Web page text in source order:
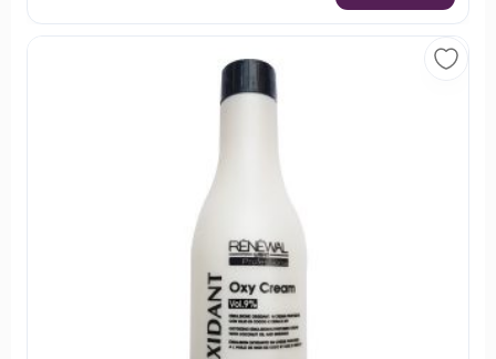
آرایشی، بهداشتی و مو وجود دارد; که شما می‌توانید با جستجو در
هر کدام از گروه‌ها، نتوع بسیاری از اجناس را مشاهده کنید; و
بصورت آنلاین سفارش دهید و در نهایت از خرید خود مطمئن